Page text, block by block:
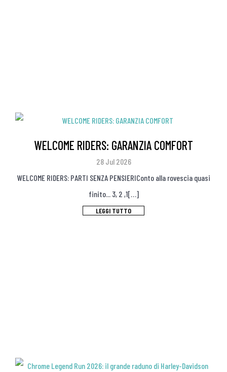
WELCOME RIDERS: GARANZIA COMFORT
28 Jul 2026
WELCOME RIDERS: PARTI SENZA PENSIERIConto alla rovescia quasi
finito... 3, 2 ,1[…]
LEGGI TUTTO